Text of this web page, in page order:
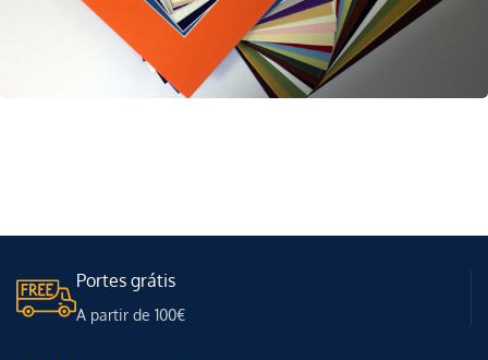
Personalizar
Portes grátis
A partir de 100€